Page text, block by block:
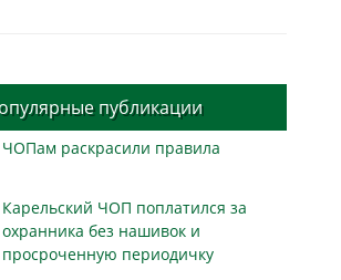
публикации
ЧОПам раскрасили правила
Карельский ЧОП поплатился за
охранника без нашивок и
просроченную периодичку